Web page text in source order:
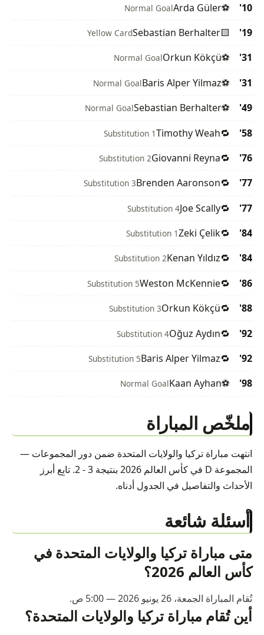
10'
⚽
Arda Güler
Normal Goal
19'
🟨
Sebastian Berhalter
Yellow Card
31'
⚽
Orkun Kökçü
Normal Goal
31'
⚽
Baris Alper Yilmaz
Normal Goal
49'
⚽
Sebastian Berhalter
Normal Goal
58'
🔁
Timothy Weah
Substitution 1
76'
🔁
Giovanni Reyna
Substitution 2
77'
🔁
Brenden Aaronson
Substitution 3
77'
🔁
Joe Scally
Substitution 4
84'
🔁
Zeki Çelik
Substitution 1
84'
🔁
Kenan Yıldız
Substitution 2
86'
🔁
Weston McKennie
Substitution 5
88'
🔁
Orkun Kökçü
Substitution 3
92'
🔁
Oğuz Aydın
Substitution 4
92'
🔁
Baris Alper Yilmaz
Substitution 5
98'
⚽
Kaan Ayhan
Normal Goal
ملخّص المباراة
انتهت مباراة تركيا والولايات المتحدة ضمن دور المجموعات —
المجموعة D في كأس العالم 2026 بنتيجة 3 - 2. تابِع أبرز
الأحداث والتفاصيل في الجدول أدناه.
أسئلة شائعة
متى مباراة تركيا والولايات المتحدة في
كأس العالم 2026؟
تُقام المباراة الجمعة، 26 يونيو 2026 — 5:00 ص.
أين تُقام مباراة تركيا والولايات المتحدة؟